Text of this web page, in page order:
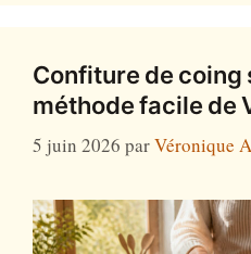
Confiture de coing
méthode facile de
5 juin 2026 parVéronique